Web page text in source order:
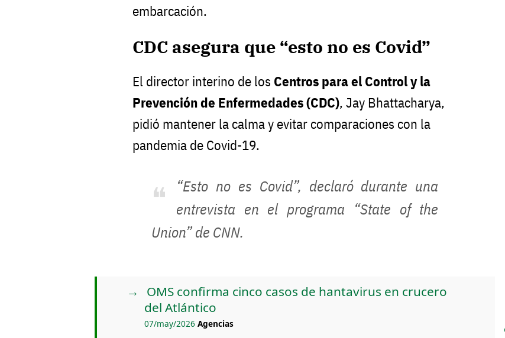
embarcación.
CDC asegura que “esto no es Covid”
El director interino de los Centros para el Control y la
Prevención de Enfermedades (CDC), Jay Bhattacharya,
pidió mantener la calma y evitar comparaciones con la
pandemia de Covid-19.
“Esto no es Covid”, declaró durante una
entrevista en el programa “State of the
Union” de CNN.
OMS confirma cinco casos de hantavirus en crucero
del Atlántico
07/may/2026 Agencias